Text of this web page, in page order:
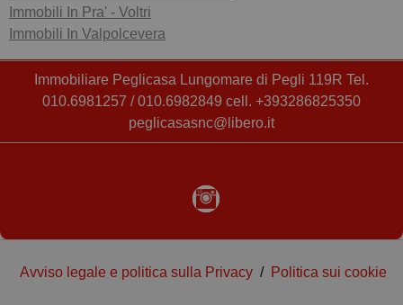
Immobili In Pra' - Voltri
Immobili In Valpolcevera
Immobiliare Peglicasa Lungomare di Pegli 119R Tel.
010.6981257 / 010.6982849 cell. +393286825350
peglicasasnc@libero.it
Avviso legale e politica sulla Privacy / Politica sui cookie